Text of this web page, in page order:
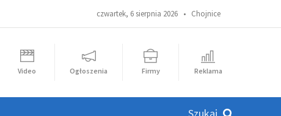
czwartek, 6 sierpnia 2026 • Chojnice
Video Ogłoszenia Firmy Reklama